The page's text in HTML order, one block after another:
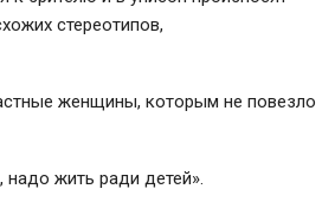
стереотипов,
женщины, которым не повезло
надо жить ради детей».